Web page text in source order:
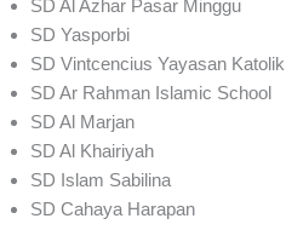
SD Al Azhar Pasar Minggu
SD Yasporbi
SD Vintcencius Yayasan Katolik
SD Ar Rahman Islamic School
SD Al Marjan
SD Al Khairiyah
SD Islam Sabilina
SD Cahaya Harapan